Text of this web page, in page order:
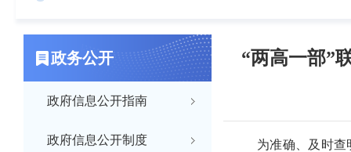
政务公开
政府信息公开指南
政府信息公开制度
“两高一部”
为准确、及时